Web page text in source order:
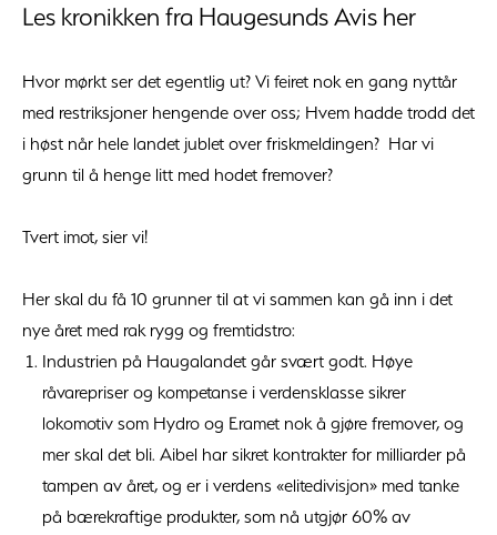
Les kronikken fra Haugesunds Avis her
Hvor mørkt ser det egentlig ut? Vi feiret nok en gang nyttår
med restriksjoner hengende over oss; Hvem hadde trodd det
i høst når hele landet jublet over friskmeldingen? Har vi
grunn til å henge litt med hodet fremover?
Tvert imot, sier vi!
Her skal du få 10 grunner til at vi sammen kan gå inn i det
nye året med rak rygg og fremtidstro:
Industrien på Haugalandet går svært godt. Høye
råvarepriser og kompetanse i verdensklasse sikrer
lokomotiv som Hydro og Eramet nok å gjøre fremover, og
mer skal det bli. Aibel har sikret kontrakter for milliarder på
tampen av året, og er i verdens «elitedivisjon» med tanke
på bærekraftige produkter, som nå utgjør 60% av